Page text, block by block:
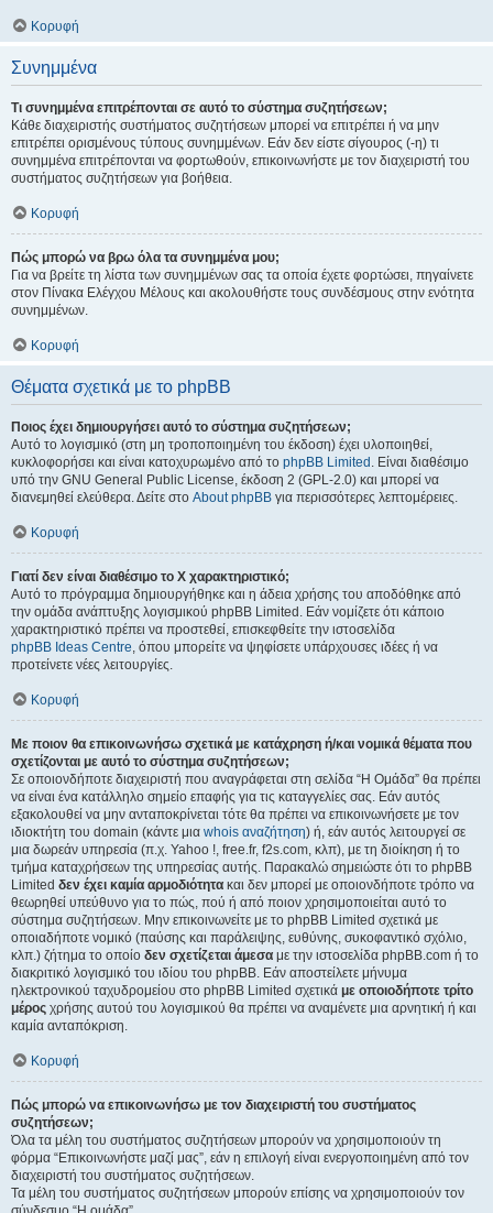
Κορυφή
Συνημμένα
Τι συνημμένα επιτρέπονται σε αυτό το σύστημα συζητήσεων;
Κάθε διαχειριστής συστήματος συζητήσεων μπορεί να επιτρέπει ή να μην
επιτρέπει ορισμένους τύπους συνημμένων. Εάν δεν είστε σίγουρος (-η) τι
συνημμένα επιτρέπονται να φορτωθούν, επικοινωνήστε με τον διαχειριστή του
συστήματος συζητήσεων για βοήθεια.
Κορυφή
Πώς μπορώ να βρω όλα τα συνημμένα μου;
Για να βρείτε τη λίστα των συνημμένων σας τα οποία έχετε φορτώσει, πηγαίνετε
στον Πίνακα Ελέγχου Μέλους και ακολουθήστε τους συνδέσμους στην ενότητα
συνημμένων.
Κορυφή
Θέματα σχετικά με το phpBB
Ποιος έχει δημιουργήσει αυτό το σύστημα συζητήσεων;
Αυτό το λογισμικό (στη μη τροποποιημένη του έκδοση) έχει υλοποιηθεί,
κυκλοφορήσει και είναι κατοχυρωμένο από το phpBB Limited . Είναι διαθέσιμο
υπό την GNU General Public License, έκδοση 2 (GPL-2.0) και μπορεί να
διανεμηθεί ελεύθερα. Δείτε στο About phpBB για περισσότερες λεπτομέρειες.
Κορυφή
Γιατί δεν είναι διαθέσιμο το Χ χαρακτηριστικό;
Αυτό το πρόγραμμα δημιουργήθηκε και η άδεια χρήσης του αποδόθηκε από
την ομάδα ανάπτυξης λογισμικού phpBB Limited. Εάν νομίζετε ότι κάποιο
χαρακτηριστικό πρέπει να προστεθεί, επισκεφθείτε την ιστοσελίδα
phpBB Ideas Centre, όπου μπορείτε να ψηφίσετε υπάρχουσες ιδέες ή να
προτείνετε νέες λειτουργίες.
Κορυφή
Με ποιον θα επικοινωνήσω σχετικά με κατάχρηση ή/και νομικά θέματα που
σχετίζονται με αυτό το σύστημα συζητήσεων;
Σε οποιονδήποτε διαχειριστή που αναγράφεται στη σελίδα “Η Ομάδα” θα πρέπει
να είναι ένα κατάλληλο σημείο επαφής για τις καταγγελίες σας. Εάν αυτός
εξακολουθεί να μην ανταποκρίνεται τότε θα πρέπει να επικοινωνήσετε με τον
ιδιοκτήτη του domain (κάντε μια whois αναζήτηση) ή, εάν αυτός λειτουργεί σε
μια δωρεάν υπηρεσία (π.χ. Yahoo !, free.fr, f2s.com, κλπ), με τη διοίκηση ή το
τμήμα καταχρήσεων της υπηρεσίας αυτής. Παρακαλώ σημειώστε ότι το phpBB
Limited δεν έχει καμία αρμοδιότητα και δεν μπορεί με οποιονδήποτε τρόπο να
θεωρηθεί υπεύθυνο για το πώς, πού ή από ποιον χρησιμοποιείται αυτό το
σύστημα συζητήσεων. Μην επικοινωνείτε με το phpBB Limited σχετικά με
οποιαδήποτε νομικό (παύσης και παράλειψης, ευθύνης, συκοφαντικό σχόλιο,
κλπ.) ζήτημα το οποίο δεν σχετίζεται άμεσα με την ιστοσελίδα phpBB.com ή το
διακριτικό λογισμικό του ιδίου του phpBB. Εάν αποστείλετε μήνυμα
ηλεκτρονικού ταχυδρομείου στο phpBB Limited σχετικά με οποιοδήποτε τρίτο
μέρος χρήσης αυτού του λογισμικού θα πρέπει να αναμένετε μια αρνητική ή και
καμία ανταπόκριση.
Κορυφή
Πώς μπορώ να επικοινωνήσω με τον διαχειριστή του συστήματος
συζητήσεων;
Όλα τα μέλη του συστήματος συζητήσεων μπορούν να χρησιμοποιούν τη
φόρμα “Επικοινωνήστε μαζί μας”, εάν η επιλογή είναι ενεργοποιημένη από τον
διαχειριστή του συστήματος συζητήσεων.
Τα μέλη του συστήματος συζητήσεων μπορούν επίσης να χρησιμοποιούν τον